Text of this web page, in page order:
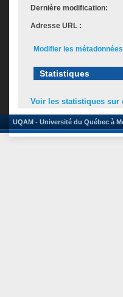
Dernière modification:
Adresse URL :
Modifier les
Statistiques
Voir les statistiques sur
UQAM - Université du Québec à